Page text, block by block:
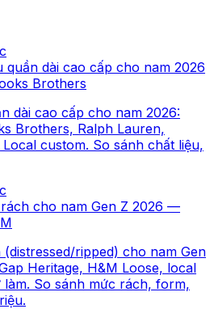
quần dài cao cấp cho nam 2026
Brothers
dài cao cấp cho nam 2026:
Brothers, Ralph Lauren,
custom. So sánh chất liệu,
cho nam Gen Z 2026 —
ripped) cho nam Gen
Heritage, H&M Loose, local
làm. So sánh mức rách, form,